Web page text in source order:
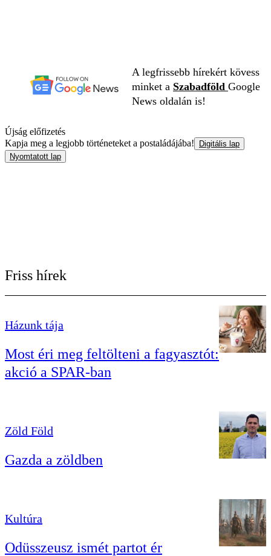
A legfrissebb hírekért kövess
minket a Szabadföld Google
News oldalán is!
Újság előfizetés
Kapja meg a legjobb történeteket a postaládájába!
Digitális lap
Nyomtatott lap
Friss hírek
Házunk tája
Most éri meg feltölteni a fagyasztót:
akció a SPAR-ban
Zöld Föld
Gazda a zöldben
Kultúra
Odüsszeusz ismét partot ér